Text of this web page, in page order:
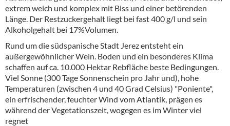
extrem weich und komplex mit Biss und einer betörenden
Länge. Der Restzuckergehalt liegt bei fast 400 g/l und sein
Alkoholgehalt bei 17%Volumen.
Rund um die südspanische Stadt Jerez entsteht ein
außergewöhnlicher Wein. Boden und ein besonderes Klima
schaffen auf ca. 10.000 Hektar Rebfläche beste Bedingungen.
Viel Sonne (300 Tage Sonnenschein pro Jahr und), hohe
Temperaturen (zwischen 4 und 40 Grad Celsius) "Poniente",
ein erfrischender, feuchter Wind vom Atlantik, prägen es
während der Vegetationszeit, wogegen es im Winter viel
regnet